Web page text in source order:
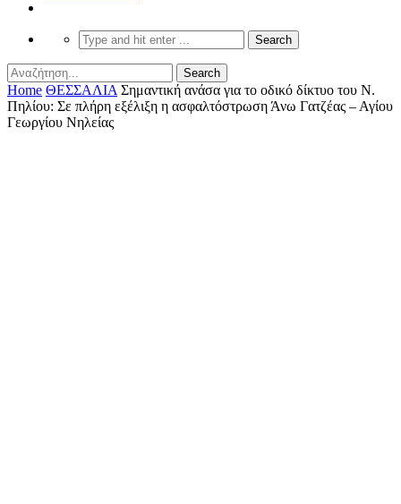
Home ΘΕΣΣΑΛΙΑ Σημαντική ανάσα για το οδικό δίκτυο του Ν.
Πηλίου: Σε πλήρη εξέλιξη η ασφαλτόστρωση Άνω Γατζέας – Αγίου
Γεωργίου Νηλείας